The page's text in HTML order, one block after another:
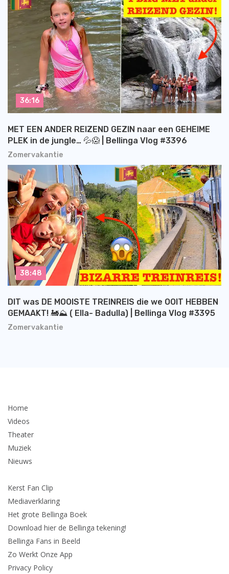
Zomervakantie
MET EEN ANDER REIZEND GEZIN naar een GEHEIME
PLEK in de jungle… 💦😱 | Bellinga Vlog #3396
36:16
Zomervakantie
DIT was DE MOOISTE TREINREIS die we OOIT HEBBEN
GEMAAKT! 🚂⛰️ ( Ella- Badulla) | Bellinga Vlog #3395
38:48
Home
Videos
Theater
Muziek
Nieuws
Kerst Fan Clip
Mediaverklaring
Het grote Bellinga Boek
Download hier de Bellinga tekening!
Bellinga Fans in Beeld
Zo Werkt Onze App
Privacy Policy